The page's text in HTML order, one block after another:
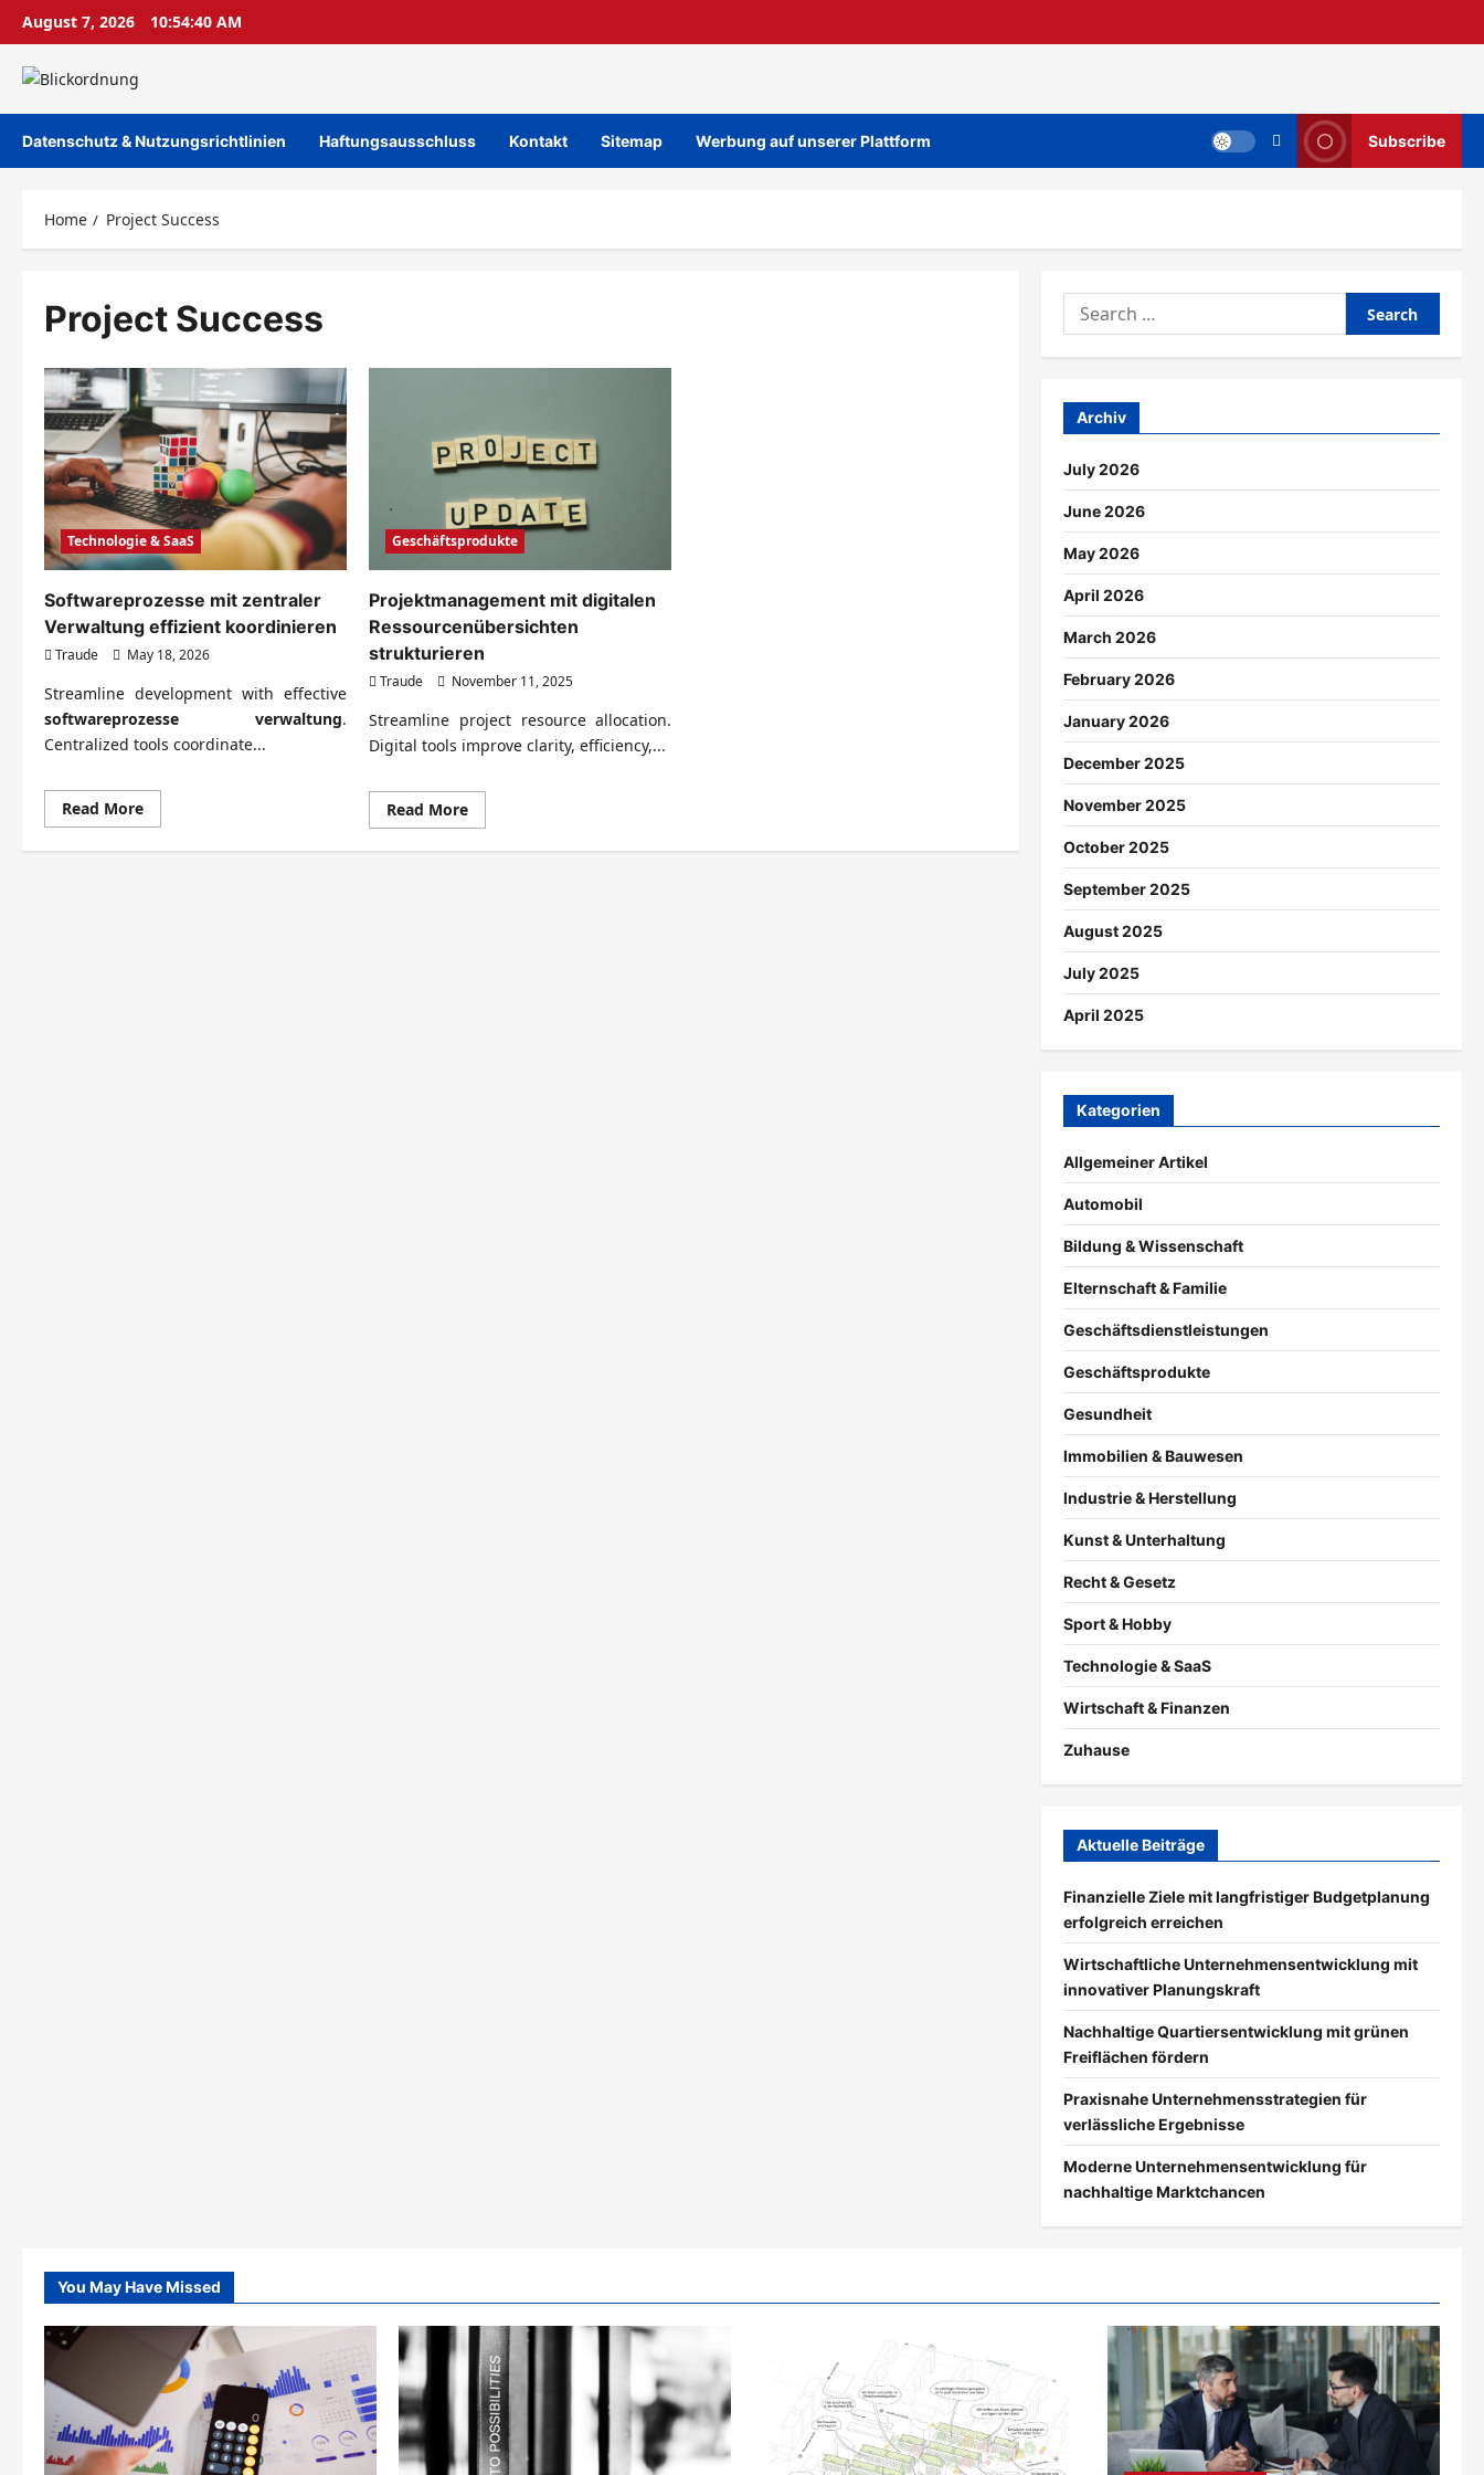
Skip
content
August 7, 2026 10:54:40 AM
Datenschutz & Nutzungsrichtlinien Haftungsausschluss Kontakt Sitemap Werbung auf unserer Plattform Subscribe
Home Project Success
Project Success
Technologie & SaaS
Softwareprozesse mit zentraler
Verwaltung effizient koordinieren
Traude May 18, 2026
Streamline development with effective
softwareprozesse verwaltung.
Centralized tools coordinate...
Read MoreRead
more
Softwareprozesse
Geschäftsprodukte
Projektmanagement mit digitalen
Ressourcenübersichten
strukturieren
Traude November 11, 2025
Streamline project resource allocation.
Digital tools improve clarity, efficiency,...
Read MoreRead
more
Projektmanagement
Search
for:
Archiv
July 2026
June 2026
May 2026
April 2026
March 2026
February 2026
January 2026
December 2025
November 2025
October 2025
September 2025
August 2025
July 2025
April 2025
Kategorien
Allgemeiner Artikel
Automobil
Bildung & Wissenschaft
Elternschaft & Familie
Geschäftsdienstleistungen
Geschäftsprodukte
Gesundheit
Immobilien & Bauwesen
Industrie & Herstellung
Kunst & Unterhaltung
Recht & Gesetz
Sport & Hobby
Technologie & SaaS
Wirtschaft & Finanzen
Zuhause
Aktuelle Beiträge
Finanzielle Ziele mit langfristiger Budgetplanung
erfolgreich erreichen
Wirtschaftliche Unternehmensentwicklung mit
innovativer Planungskraft
Nachhaltige Quartiersentwicklung mit grünen
Freiflächen fördern
Praxisnahe Unternehmensstrategien für
verlässliche Ergebnisse
Moderne Unternehmensentwicklung für
nachhaltige Marktchancen
You May Have Missed